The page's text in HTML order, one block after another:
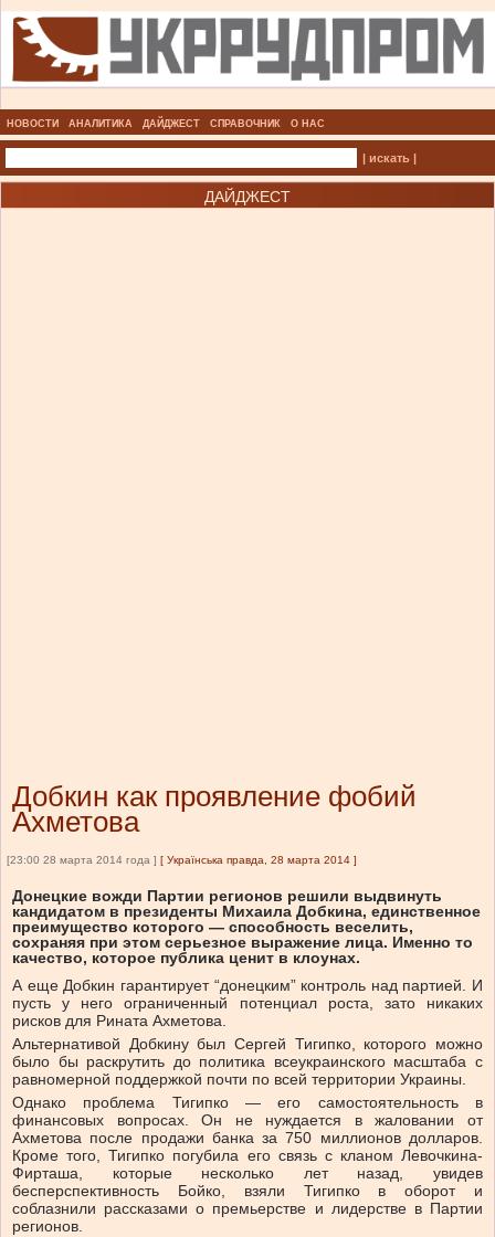
НОВОСТИ АНАЛИТИКА ДАЙДЖЕСТ СПРАВОЧНИК О НАС
| искать |
ДАЙДЖЕСТ
Добкин как проявление фобий
Ахметова
[23:00 28 марта 2014 года ] [ Українська правда, 28 марта 2014 ]
Донецкие вожди Партии регионов решили выдвинуть
кандидатом в президенты Михаила Добкина, единственное
преимущество которого — способность веселить,
сохраняя при этом серьезное выражение лица. Именно то
качество, которое публика ценит в клоунах.
А еще Добкин гарантирует “донецким” контроль над партией. И
пусть у него ограниченный потенциал роста, зато никаких
рисков для Рината Ахметова.
Альтернативой Добкину был Сергей Тигипко, которого можно
было бы раскрутить до политика всеукраинского масштаба с
равномерной поддержкой почти по всей территории Украины.
Однако проблема Тигипко — его самостоятельность в
финансовых вопросах. Он не нуждается в жаловании от
Ахметова после продажи банка за 750 миллионов долларов.
Кроме того, Тигипко погубила его связь с кланом Левочкина-
Фирташа, которые несколько лет назад, увидев
бесперспективность Бойко, взяли Тигипко в оборот и
соблазнили рассказами о премьерстве и лидерстве в Партии
регионов.